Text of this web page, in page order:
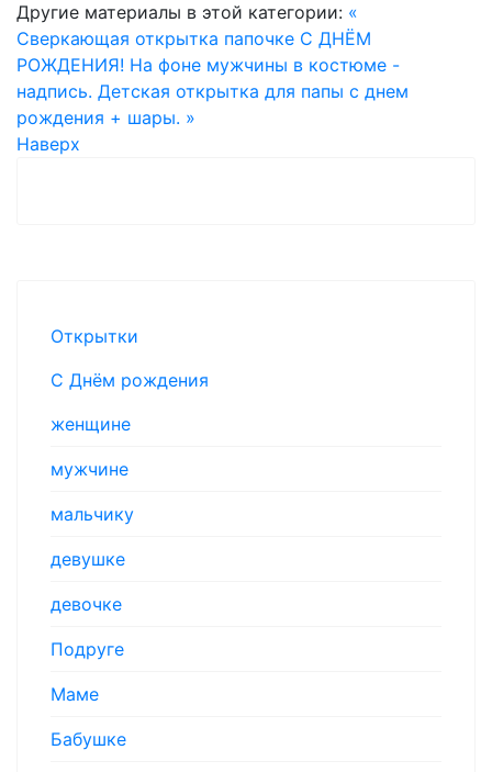
Другие материалы в этой категории: «
Сверкающая открытка папочке С ДНЁМ
РОЖДЕНИЯ! На фоне мужчины в костюме -
надпись. Детская открытка для папы с днем
рождения + шары. »
Наверх
Открытки
С Днём рождения
женщине
мужчине
мальчику
девушке
девочке
Подруге
Маме
Бабушке